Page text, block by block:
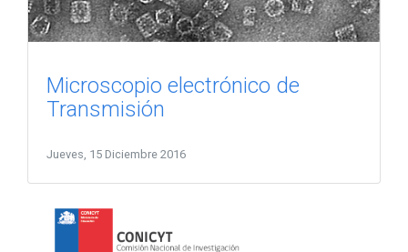
Microscopio electrónico de
Transmisión
Jueves, 15 Diciembre 2016